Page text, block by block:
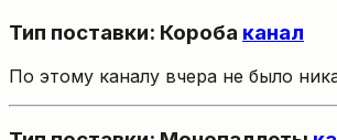
Тип поставки: Короба канал
По этому каналу вчера не было